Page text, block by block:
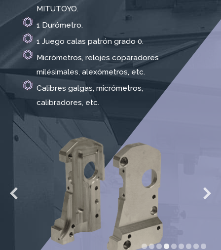
MITUTOYO.
1 Durómetro.
1 Juego calas patrón grado 0.
Micrómetros, relojes coparadores
milésimales, alexómetros, etc.
Calibres galgas, micrómetros,
calibradores, etc.